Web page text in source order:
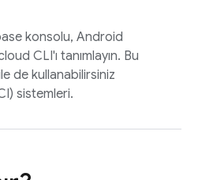
konsolu, Android
CLI'ı tanımlayın. Bu
de kullanabilirsiniz
sistemleri.